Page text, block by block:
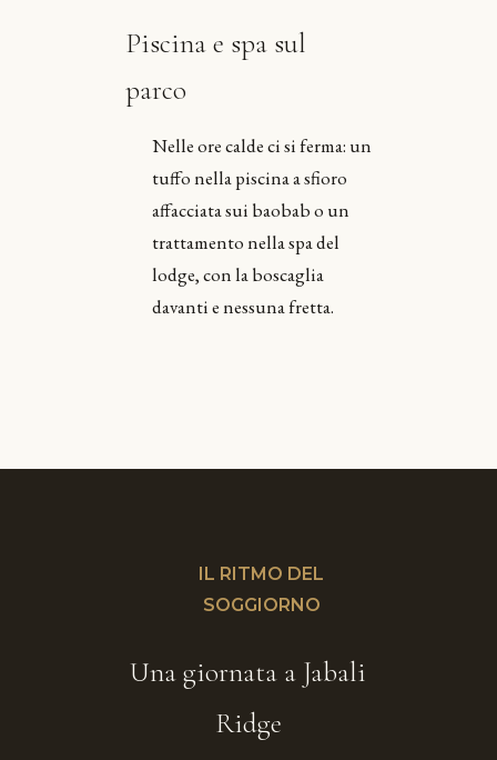
Piscina e spa sul
parco
Nelle ore calde ci si ferma: un
tuffo nella piscina a sfioro
affacciata sui baobab o un
trattamento nella spa del
lodge, con la boscaglia
davanti e nessuna fretta.
IL RITMO DEL
SOGGIORNO
Una giornata a Jabali
Ridge